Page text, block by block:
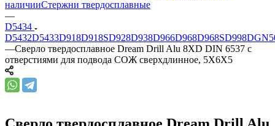
наличииСтержни твердосплавные
—
D5434
D5432D5433D918D918SD928D938D966D968D968SD998
—Сверло твердосплавное Dream Drill Alu 8XD DIN 6537 с
отверстиями для подвода СОЖ сверхдлинное, 5X6X5